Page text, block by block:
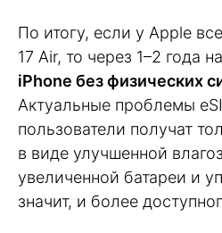
По итогу, если у Apple
17 Air, то через 1–2 года
iPhone без физических
Актуальные проблемы
пользователи получат
в виде улучшенной
увеличенной батареи и
значит, и более